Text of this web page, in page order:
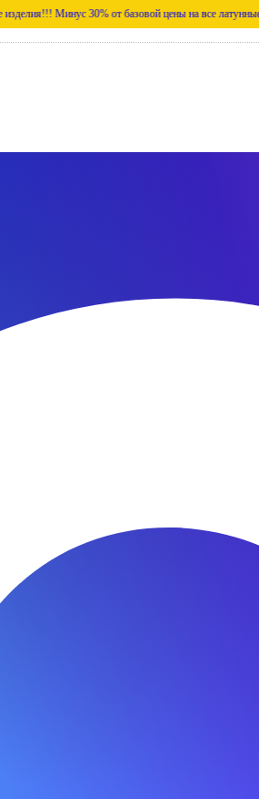
Минус 30% от базовой цены на все латунные изделия!!!